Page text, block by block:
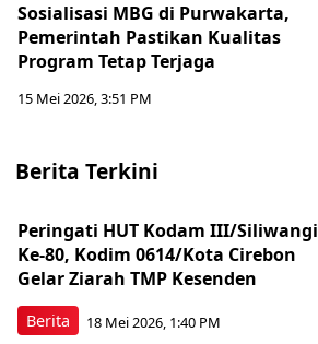
Sosialisasi MBG di Purwakarta,
Pemerintah Pastikan Kualitas
Program Tetap Terjaga
15 Mei 2026, 3:51 PM
Berita Terkini
Berita
Peringati HUT Kodam III/Siliwangi
Ke-80, Kodim 0614/Kota Cirebon
Gelar Ziarah TMP Kesenden
18 Mei 2026, 1:40 PM